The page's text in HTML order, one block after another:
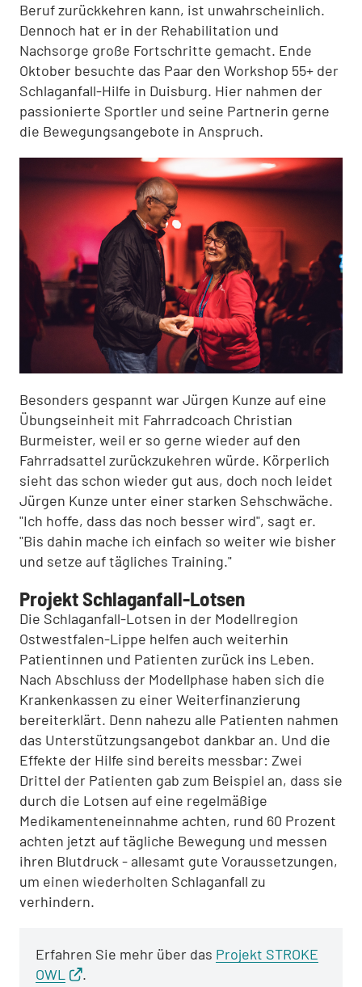
Beruf zurückkehren kann, ist unwahrscheinlich.
Dennoch hat er in der Rehabilitation und
Nachsorge große Fortschritte gemacht. Ende
Oktober besuchte das Paar den Workshop 55+ der
Schlaganfall-Hilfe in Duisburg. Hier nahmen der
passionierte Sportler und seine Partnerin gerne
die Bewegungsangebote in Anspruch.
Besonders gespannt war Jürgen Kunze auf eine
Übungseinheit mit Fahrradcoach Christian
Burmeister, weil er so gerne wieder auf den
Fahrradsattel zurückzukehren würde. Körperlich
sieht das schon wieder gut aus, doch noch leidet
Jürgen Kunze unter einer starken Sehschwäche.
"Ich hoffe, dass das noch besser wird", sagt er.
"Bis dahin mache ich einfach so weiter wie bisher
und setze auf tägliches Training."
Projekt Schlaganfall-Lotsen
Die Schlaganfall-Lotsen in der Modellregion
Ostwestfalen-Lippe helfen auch weiterhin
Patientinnen und Patienten zurück ins Leben.
Nach Abschluss der Modellphase haben sich die
Krankenkassen zu einer Weiterfinanzierung
bereiterklärt. Denn nahezu alle Patienten nahmen
das Unterstützungsangebot dankbar an. Und die
Effekte der Hilfe sind bereits messbar: Zwei
Drittel der Patienten gab zum Beispiel an, dass sie
durch die Lotsen auf eine regelmäßige
Medikamenteneinnahme achten, rund 60 Prozent
achten jetzt auf tägliche Bewegung und messen
ihren Blutdruck - allesamt gute Voraussetzungen,
um einen wiederholten Schlaganfall zu
verhindern.
Erfahren Sie mehr über das Projekt STROKE
OWL
.